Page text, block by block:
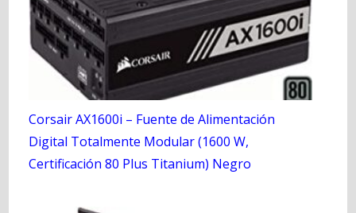
Corsair AX1600i – Fuente de Alimentación
Digital Totalmente Modular (1600 W,
Certificación 80 Plus Titanium) Negro